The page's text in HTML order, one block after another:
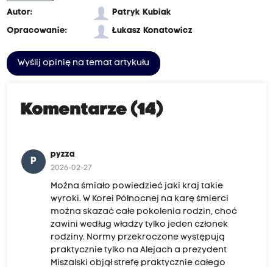
Autor:
Patryk Kubiak
Opracowanie:
Łukasz Konatowicz
Wyślij opinię na temat artykułu
Komentarze (14)
P
pyzza
2026-02-27
Można śmiało powiedzieć jaki kraj takie
wyroki. W Korei Północnej na karę śmierci
można skazać całe pokolenia rodzin, choć
zawini według władzy tylko jeden członek
rodziny. Normy przekroczone występują
praktycznie tylko na Alejach a prezydent
Miszalski objął strefę praktycznie całego